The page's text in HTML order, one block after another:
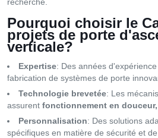
Pourquoi choisir le
projets de porte
verticale?
Expertise: Des années
fabrication de systèmes de porte
Technologie brevetée: Les
assurent fonctionnement en
Personnalisation: Des solutions
spécifiques en matière de sécurité et de